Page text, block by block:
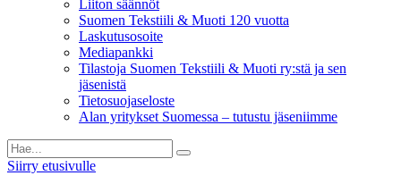
Liiton säännöt
Suomen Tekstiili & Muoti 120 vuotta
Laskutusosoite
Mediapankki
Tilastoja Suomen Tekstiili & Muoti ry:stä ja sen
jäsenistä
Tietosuojaseloste
Alan yritykset Suomessa – tutustu jäseniimme
Siirry etusivulle